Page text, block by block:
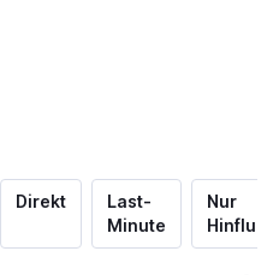
Direkt
Last-
Minute
Nur
Hinflug